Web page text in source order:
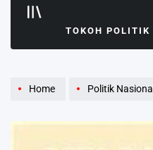
TOKOH POLITIK
Home Politik Nasional